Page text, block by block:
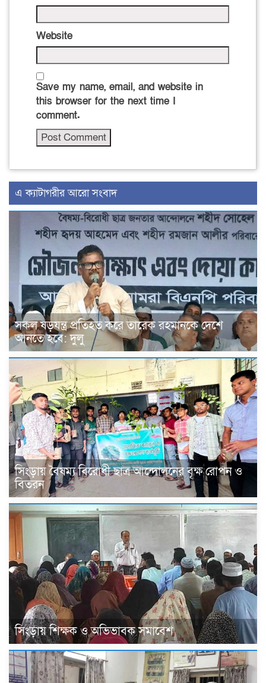
Website
Save my name, email, and website in
this browser for the next time I
comment.
এ ক্যাটাগরীর আরো সংবাদ
সকল ষড়যন্ত্র প্রতিহত করে তারেক রহমানকে দেশে
আনতে হবে: দুলু
সিংড়ায় বৈষম্য বিরোধী ছাত্র আন্দোলনের বৃক্ষ রোপন ও
বিতরন
সিংড়ায় শিক্ষক ও অভিভাবক সমাবেশ